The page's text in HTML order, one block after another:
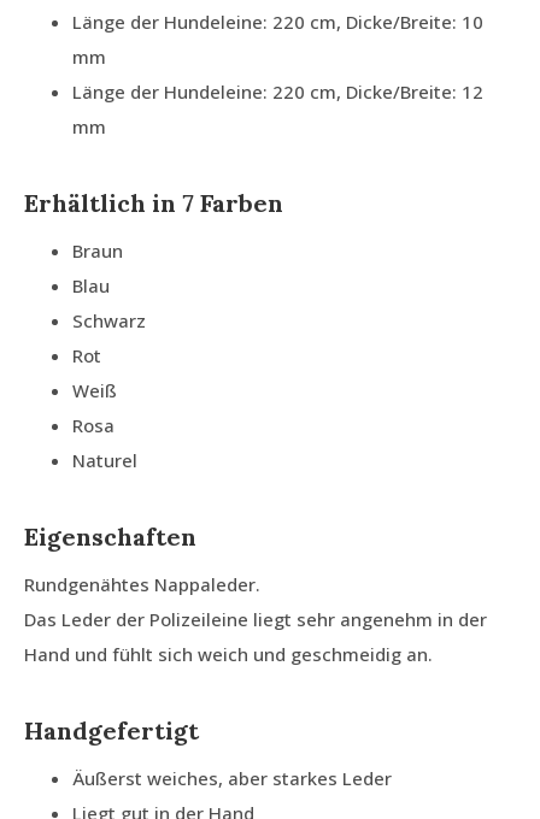
Länge der Hundeleine: 220 cm, Dicke/Breite: 10
mm
Länge der Hundeleine: 220 cm, Dicke/Breite: 12
mm
Erhältlich in 7 Farben
Braun
Blau
Schwarz
Rot
Weiß
Rosa
Naturel
Eigenschaften
Rundgenähtes Nappaleder.
Das Leder der Polizeileine liegt sehr angenehm in der
Hand und fühlt sich weich und geschmeidig an.
Handgefertigt
Äußerst weiches, aber starkes Leder
Liegt gut in der Hand